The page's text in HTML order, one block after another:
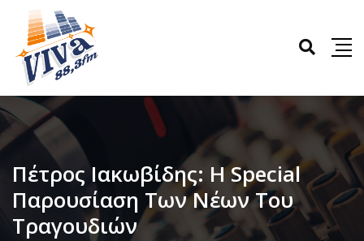
Πέτρος Ιακωβίδης: Η Special
Παρουσίαση Των Νέων Του
Τραγουδιών